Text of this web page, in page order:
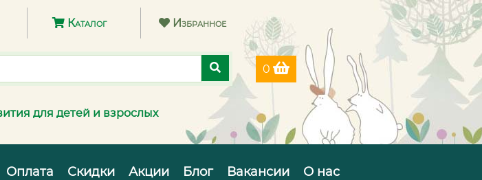
Каталог Избранное
0
для детей и взрослых
Оплата Скидки Акции Блог Вакансии О нас